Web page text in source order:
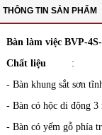
THÔNG TIN SẢN PHẨM
Bàn làm việc BVP-
Chất liệu
:
- Bàn khung sắt sơn
- Bàn có hộc di động 3
- Bàn có yếm gỗ phía